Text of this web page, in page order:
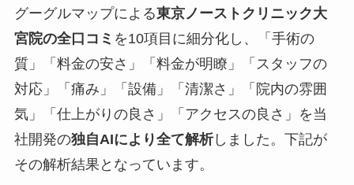
グーグルマップによる東京ノーストクリニック大
宮院の全口コミ を10項目に細分化し、「手術の
質」「料金の安さ」「料金が明瞭」「スタッフの
対応」「痛み」「設備」「清潔さ」「院内の雰囲
気」「仕上がりの良さ」「アクセスの良さ」を当
社開発の独自AIにより全て解析しました。下記が
その解析結果となっています。